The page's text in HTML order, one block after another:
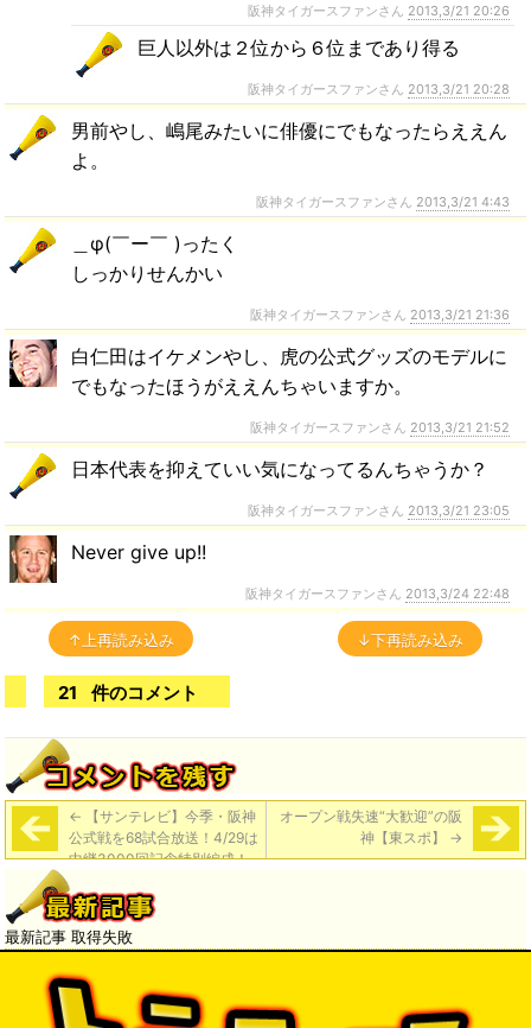
阪神タイガースファンさん 2013,3/21 20:26
巨人以外は２位から６位まであり得る
阪神タイガースファンさん 2013,3/21 20:28
男前やし、嶋尾みたいに俳優にでもなったらええん
よ。
阪神タイガースファンさん 2013,3/21 4:43
＿φ(￣ー￣ )ったく
しっかりせんかい
阪神タイガースファンさん 2013,3/21 21:36
白仁田はイケメンやし、虎の公式グッズのモデルに
でもなったほうがええんちゃいますか。
阪神タイガースファンさん 2013,3/21 21:52
日本代表を抑えていい気になってるんちゃうか？
阪神タイガースファンさん 2013,3/21 23:05
Never give up!!
阪神タイガースファンさん 2013,3/24 22:48
↑上再読み込み ↓下再読み込み
21 件のコメント
← 【サンテレビ】今季・阪神
公式戦を68試合放送！4/29は
中継3000回記念特別編成！
オープン戦失速“大歓迎”の阪
神【東スポ】 →
最新記事 取得失敗